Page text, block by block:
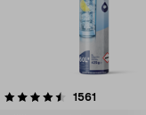
1561
4.5viidestä